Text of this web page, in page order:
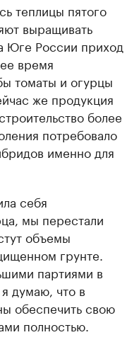
теплицы пятого
выращивать
Юге России приход
время
томаты и огурцы
же продукция
более
потребовало
именно для
себя
мы перестали
объемы
грунте.
партиями в
думаю, что в
обеспечить свою
полностью.